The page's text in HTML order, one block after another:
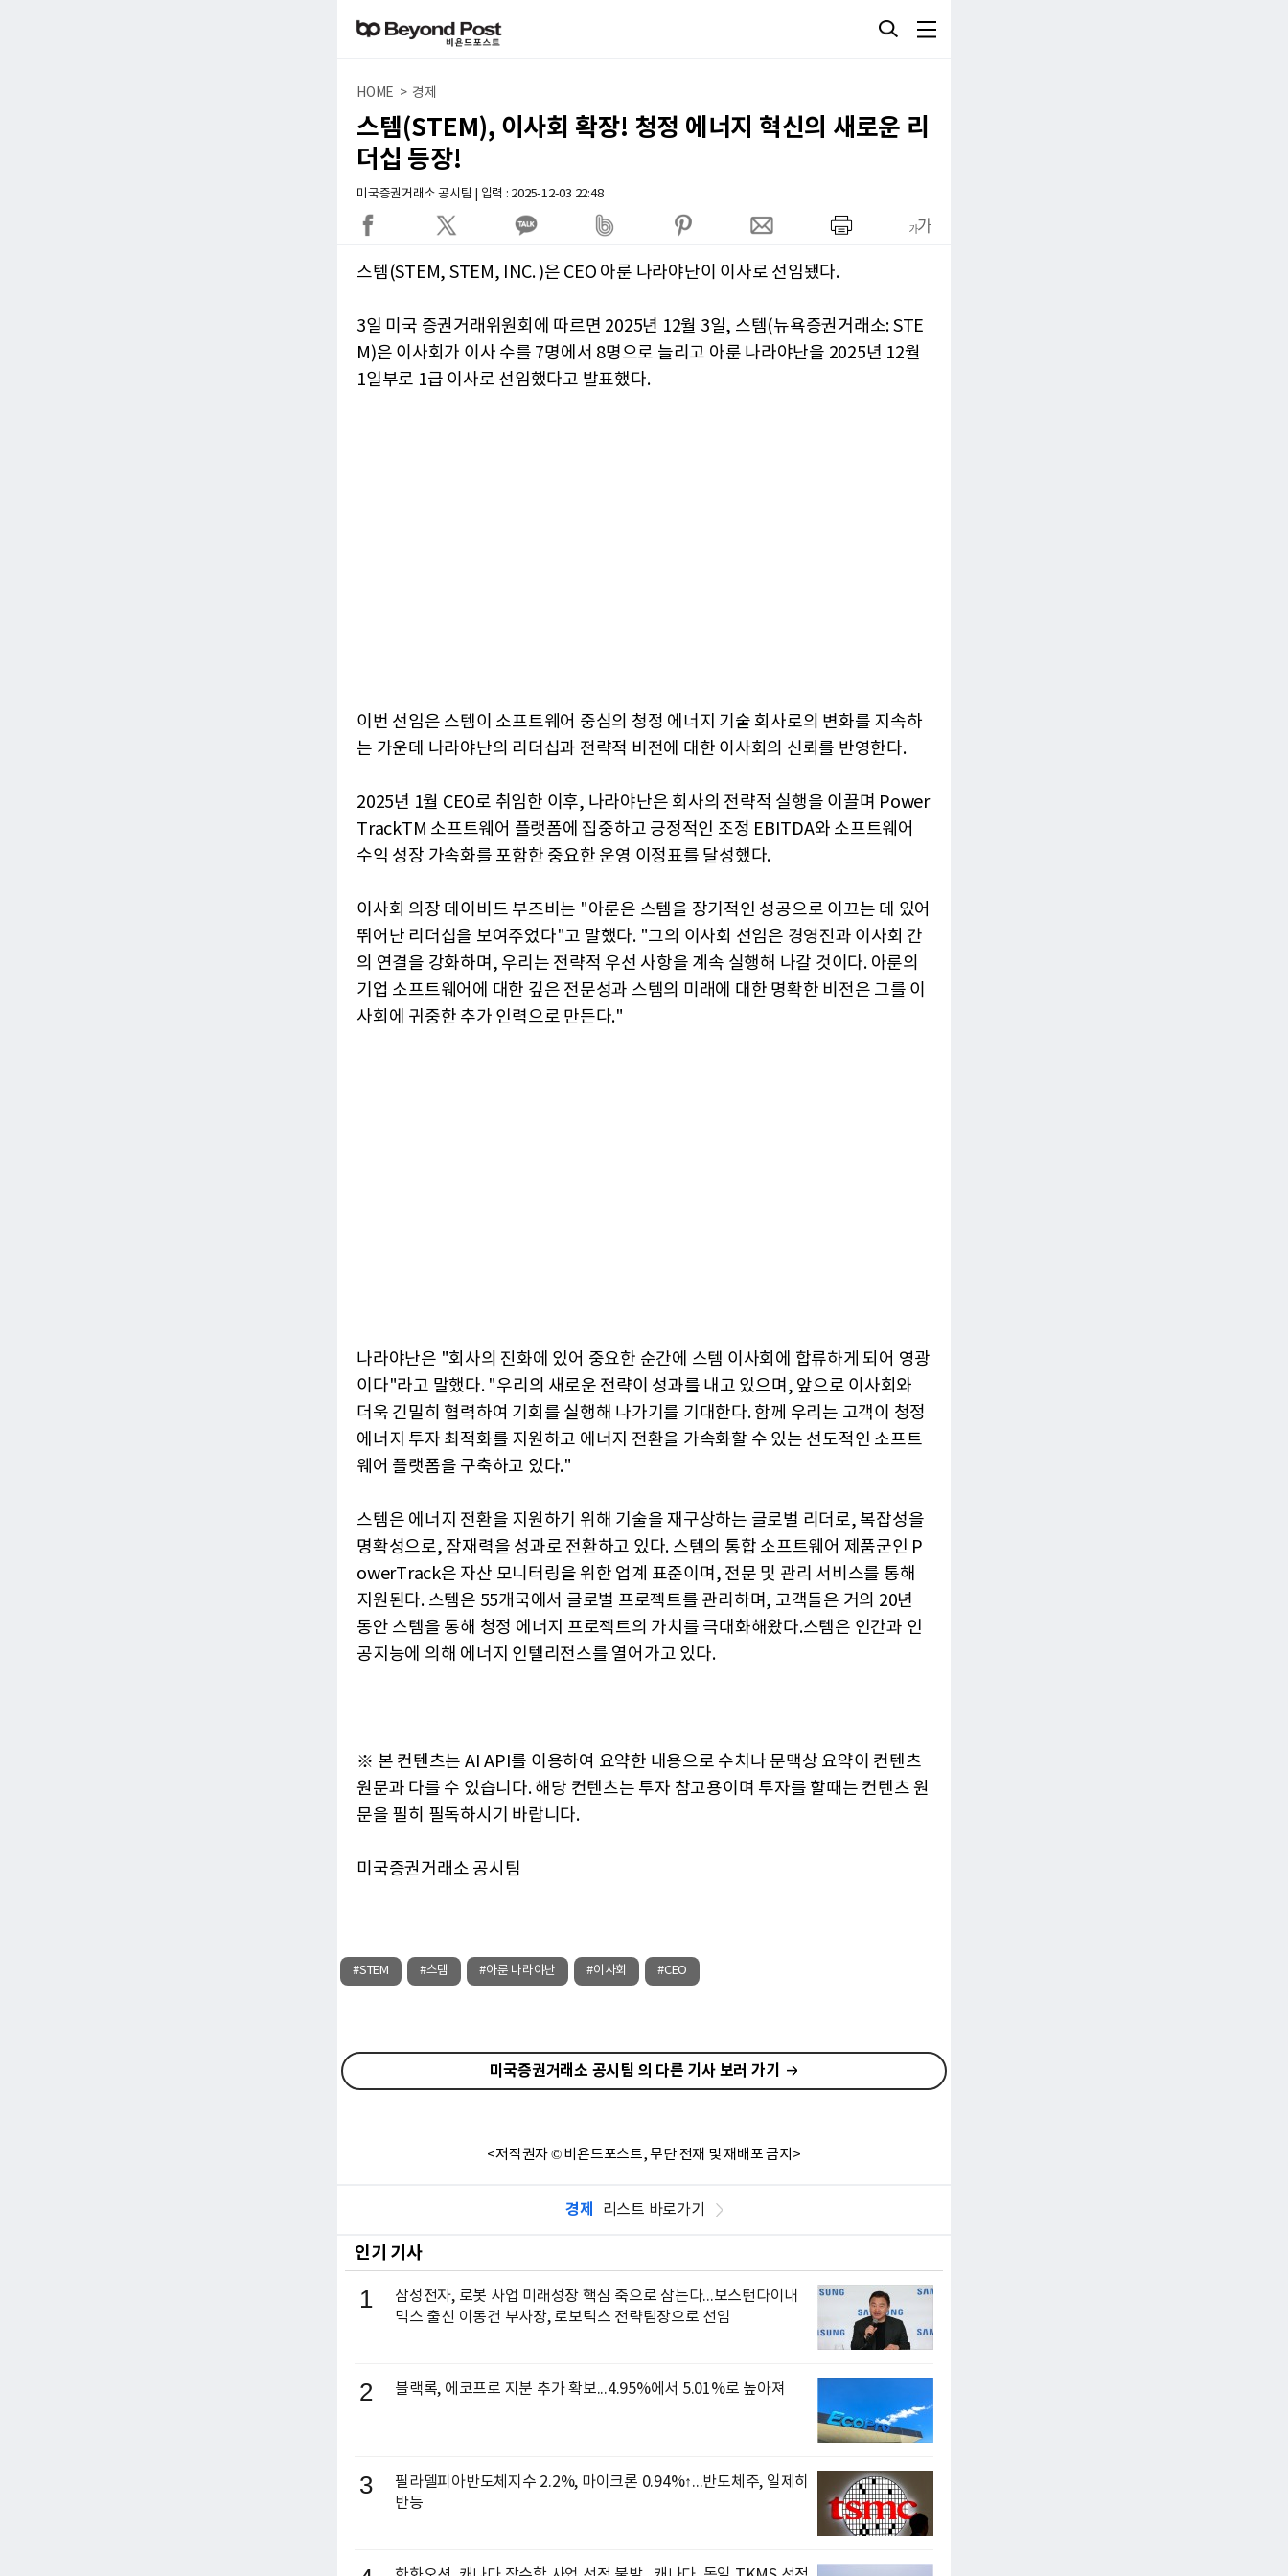
HOME > 경제
스템(STEM), 이사회 확장! 청정 에너지 혁신의 새로운 리
더십 등장!
미국증권거래소 공시팀 | 입력 : 2025-12-03 22:48
스템(STEM, STEM, INC. )은 CEO 아룬 나라야난이 이사로 선임됐다.
3일 미국 증권거래위원회에 따르면 2025년 12월 3일, 스템(뉴욕증권거래소: STE
M)은 이사회가 이사 수를 7명에서 8명으로 늘리고 아룬 나라야난을 2025년 12월
1일부로 1급 이사로 선임했다고 발표했다.
이번 선임은 스템이 소프트웨어 중심의 청정 에너지 기술 회사로의 변화를 지속하
는 가운데 나라야난의 리더십과 전략적 비전에 대한 이사회의 신뢰를 반영한다.
2025년 1월 CEO로 취임한 이후, 나라야난은 회사의 전략적 실행을 이끌며 Power
TrackTM 소프트웨어 플랫폼에 집중하고 긍정적인 조정 EBITDA와 소프트웨어
수익 성장 가속화를 포함한 중요한 운영 이정표를 달성했다.
이사회 의장 데이비드 부즈비는 "아룬은 스템을 장기적인 성공으로 이끄는 데 있어
뛰어난 리더십을 보여주었다"고 말했다. "그의 이사회 선임은 경영진과 이사회 간
의 연결을 강화하며, 우리는 전략적 우선 사항을 계속 실행해 나갈 것이다. 아룬의
기업 소프트웨어에 대한 깊은 전문성과 스템의 미래에 대한 명확한 비전은 그를 이
사회에 귀중한 추가 인력으로 만든다."
나라야난은 "회사의 진화에 있어 중요한 순간에 스템 이사회에 합류하게 되어 영광
이다"라고 말했다. "우리의 새로운 전략이 성과를 내고 있으며, 앞으로 이사회와
더욱 긴밀히 협력하여 기회를 실행해 나가기를 기대한다. 함께 우리는 고객이 청정
에너지 투자 최적화를 지원하고 에너지 전환을 가속화할 수 있는 선도적인 소프트
웨어 플랫폼을 구축하고 있다."
스템은 에너지 전환을 지원하기 위해 기술을 재구상하는 글로벌 리더로, 복잡성을
명확성으로, 잠재력을 성과로 전환하고 있다. 스템의 통합 소프트웨어 제품군인 P
owerTrack은 자산 모니터링을 위한 업계 표준이며, 전문 및 관리 서비스를 통해
지원된다. 스템은 55개국에서 글로벌 프로젝트를 관리하며, 고객들은 거의 20년
동안 스템을 통해 청정 에너지 프로젝트의 가치를 극대화해왔다.스템은 인간과 인
공지능에 의해 에너지 인텔리전스를 열어가고 있다.
※ 본 컨텐츠는 AI API를 이용하여 요약한 내용으로 수치나 문맥상 요약이 컨텐츠
원문과 다를 수 있습니다. 해당 컨텐츠는 투자 참고용이며 투자를 할때는 컨텐츠 원
문을 필히 필독하시기 바랍니다.
미국증권거래소 공시팀
#STEM #스템 #아룬 나라야난 #이사회 #CEO
미국증권거래소 공시팀 의 다른 기사 보러 가기
<저작권자 © 비욘드포스트, 무단 전재 및 재배포 금지>
경제 리스트 바로가기
인기 기사
1
삼성전자, 로봇 사업 미래성장 핵심 축으로 삼는다...보스턴다이내
믹스 출신 이동건 부사장, 로보틱스 전략팀장으로 선임
2 블랙록, 에코프로 지분 추가 확보...4.95%에서 5.01%로 높아져
3
필라델피아반도체지수 2.2%, 마이크론 0.94%↑...반도체주, 일제히
반등